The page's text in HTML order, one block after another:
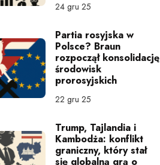
24 gru 25
Partia rosyjska w
Polsce? Braun
rozpoczął konsolidację
środowisk
prorosyjskich
22 gru 25
Trump, Tajlandia i
Kambodża: konflikt
graniczny, który stał
się globalną grą o